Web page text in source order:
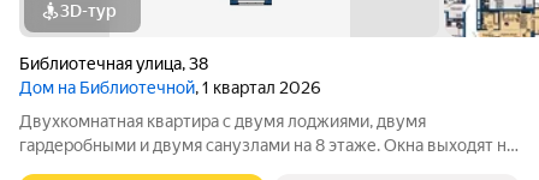
3D-тур
Библиотечная улица,38
Дом на Библиотечной, 1 квартал 2026
Двухкомнатная квартира с двумя лоджиями, двумя
гардеробными и двумя санузлами на 8 этаже. Окна выходят на